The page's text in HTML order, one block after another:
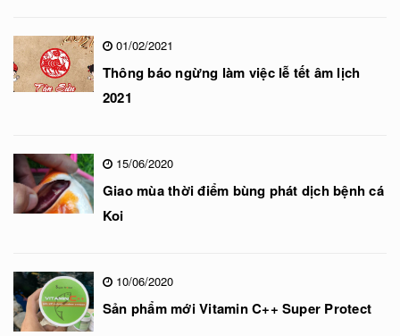
01/02/2021
Thông báo ngừng làm việc lễ tết âm lịch
2021
15/06/2020
Giao mùa thời điểm bùng phát dịch bệnh cá
Koi
10/06/2020
Sản phẩm mới Vitamin C++ Super Protect